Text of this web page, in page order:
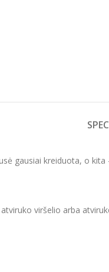
gausiai kreiduota, o
viršelio arba